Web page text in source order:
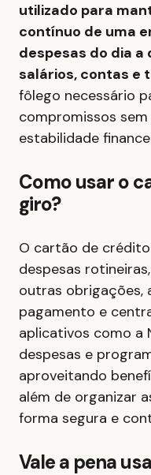
utilizado para
contínuo de uma
despesas do dia
salários, contas e
fôlego necessário
compromissos
estabilidade
Como usar o
giro?
O cartão de
despesas
outras obrigações,
pagamento e
aplicativos como a
despesas e
aproveitando
além de organizar
forma segura e
Vale a pena